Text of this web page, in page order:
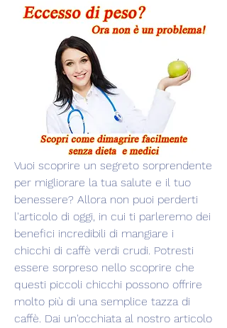
Vuoi scoprire un segreto sorprendente
per migliorare la tua salute e il tuo
benessere? Allora non puoi perderti
l'articolo di oggi, in cui ti parleremo dei
benefici incredibili di mangiare i
chicchi di caffè verdi crudi. Potresti
essere sorpreso nello scoprire che
questi piccoli chicchi possono offrire
molto più di una semplice tazza di
caffè. Dai un'occhiata al nostro articolo